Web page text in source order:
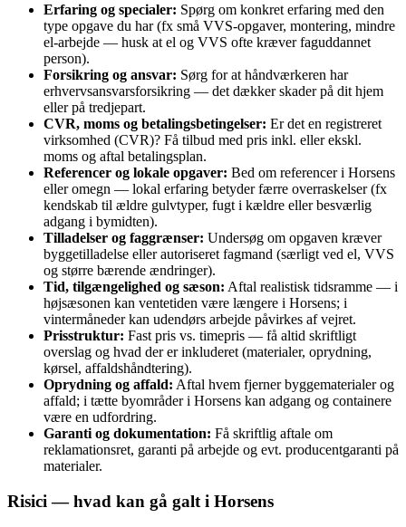
Erfaring og specialer: Spørg om konkret erfaring med den
type opgave du har (fx små VVS‑opgaver, montering, mindre
el‑arbejde — husk at el og VVS ofte kræver faguddannet
person).
Forsikring og ansvar: Sørg for at håndværkeren har
erhvervsansvarsforsikring — det dækker skader på dit hjem
eller på tredjepart.
CVR, moms og betalingsbetingelser: Er det en registreret
virksomhed (CVR)? Få tilbud med pris inkl. eller ekskl.
moms og aftal betalingsplan.
Referencer og lokale opgaver: Bed om referencer i Horsens
eller omegn — lokal erfaring betyder færre overraskelser (fx
kendskab til ældre gulvtyper, fugt i kældre eller besværlig
adgang i bymidten).
Tilladelser og faggrænser: Undersøg om opgaven kræver
byggetilladelse eller autoriseret fagmand (særligt ved el, VVS
og større bærende ændringer).
Tid, tilgængelighed og sæson: Aftal realistisk tidsramme — i
højsæsonen kan ventetiden være længere i Horsens; i
vintermåneder kan udendørs arbejde påvirkes af vejret.
Prisstruktur: Fast pris vs. timepris — få altid skriftligt
overslag og hvad der er inkluderet (materialer, oprydning,
kørsel, affaldshåndtering).
Oprydning og affald: Aftal hvem fjerner byggematerialer og
affald; i tætte byområder i Horsens kan adgang og containere
være en udfordring.
Garanti og dokumentation: Få skriftlig aftale om
reklamationsret, garanti på arbejde og evt. producentgaranti på
materialer.
Risici — hvad kan gå galt i Horsens